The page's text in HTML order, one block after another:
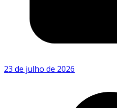
23 de julho de 2026